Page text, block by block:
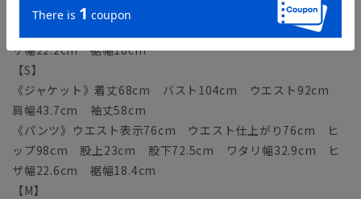
《パンツ》ウエスト表示73cm ウエスト仕上がり73cm ヒ
ップ95cm 股上22.5cm 股下72.5cm ワタリ幅32cm ヒ
ザ幅22.2cm 裾幅18cm
【S】
《ジャケット》着丈68cm バスト104cm ウエスト92cm
肩幅43.7cm 袖丈58cm
《パンツ》ウエスト表示76cm ウエスト仕上がり76cm ヒ
ップ98cm 股上23cm 股下72.5cm ワタリ幅32.9cm ヒ
ザ幅22.6cm 裾幅18.4cm
【M】